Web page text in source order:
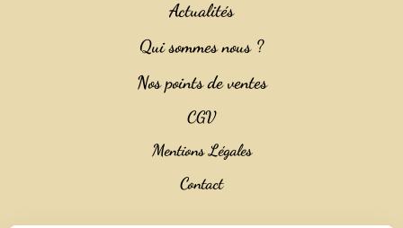
Actualités
Qui sommes nous ?
Nos points de ventes
CGV
Mentions Légales
Contact